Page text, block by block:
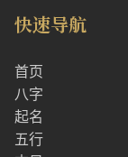
快速导航
首页
八字
起名
五行